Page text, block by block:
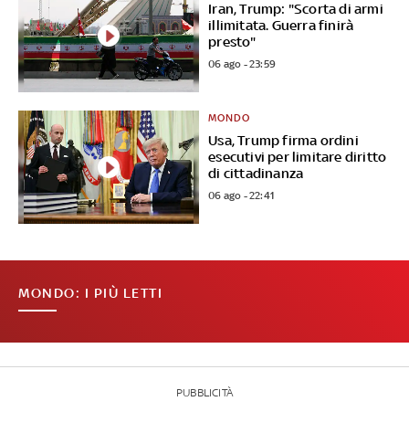
Iran, Trump: "Scorta di armi
illimitata. Guerra finirà
presto"
06 ago - 23:59
Usa, Trump firma ordini
esecutivi per limitare diritto
di cittadinanza
MONDO
06 ago - 22:41
MONDO: I PIÙ LETTI
PUBBLICITÀ